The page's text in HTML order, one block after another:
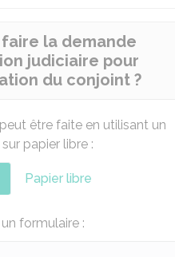
la demande
judiciaire pour
du conjoint ?
être faite en utilisant un
papier libre :
Papier libre
formulaire :